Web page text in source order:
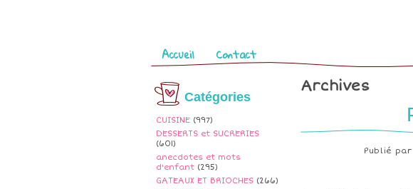
Pages
Accueil Contact
Catégories
CUISINE (997)
DESSERTS et SUCRERIES
(601)
anecdotes et mots
d'enfant (295)
GATEAUX ET BRIOCHES (266)
Archives
Publié par